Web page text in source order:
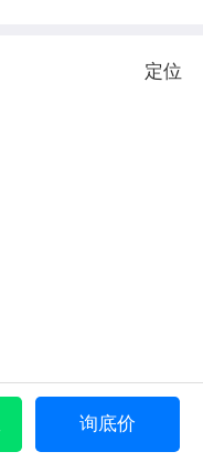
定位
询底价